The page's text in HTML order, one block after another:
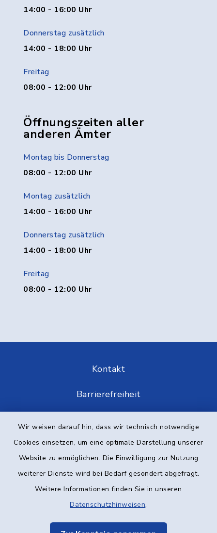
Wir weisen darauf hin, dass wir technisch notwendige
Cookies einsetzen, um eine optimale Darstellung unserer
Website zu ermöglichen. Die Einwilligung zur Nutzung
weiterer Dienste wird bei Bedarf gesondert abgefragt.
Weitere Informationen finden Sie in unseren
Datenschutzhinweisen.
14:00 - 16:00 Uhr
Donnerstag zusätzlich
14:00 - 18:00 Uhr
Freitag
08:00 - 12:00 Uhr
Öffnungszeiten aller
anderen Ämter
Montag bis Donnerstag
08:00 - 12:00 Uhr
Montag zusätzlich
14:00 - 16:00 Uhr
Donnerstag zusätzlich
14:00 - 18:00 Uhr
Freitag
08:00 - 12:00 Uhr
Kontakt
Barrierefreiheit
Impressum
Elektronische Kommunikation
Sitemap
Cookie-Einstellungen